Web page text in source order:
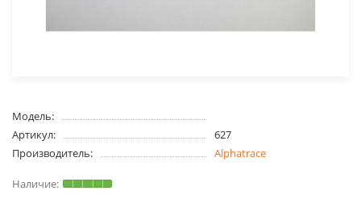
Модель:
Артикул:
627
Производитель:
Alphatrace